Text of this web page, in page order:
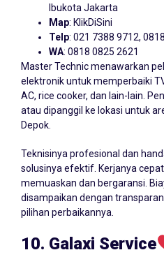
Ibukota Jakarta
Map: KlikDiSini
Telp: 021 7388 9712,
WA: 0818 0825 2621
Master Technic menawarkan
elektronik untuk memperbaiki
AC, rice cooker, dan lain-lain.
atau dipanggil ke lokasi untuk
Depok.
Teknisinya profesional dan
solusinya efektif. Kerjanya
memuaskan dan bergaransi.
disampaikan dengan
pilihan perbaikannya.
10. Galaxi Service